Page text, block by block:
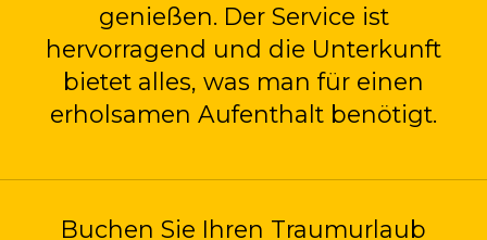
genießen. Der Service ist
hervorragend und die Unterkunft
bietet alles, was man für einen
erholsamen Aufenthalt benötigt.
Buchen Sie Ihren Traumurlaub